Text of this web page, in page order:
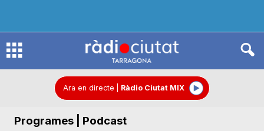
R
d
Ara en directe Ràdio Ciutat MIX
Programes | Podcast